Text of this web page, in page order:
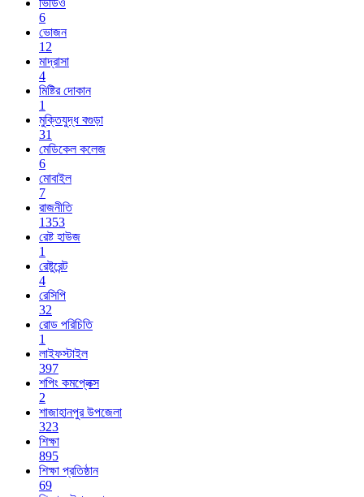
ভিডিও
6
ভোজন
12
মাদ্রাসা
4
মিষ্টির দোকান
1
মুক্তিযুদ্ধ বগুড়া
31
মেডিকেল কলেজ
6
মোবাইল
7
রাজনীতি
1353
রেষ্ট হাউজ
1
রেষ্টুরেন্ট
4
রেসিপি
32
রোড পরিচিতি
1
লাইফস্টাইল
397
শপিং কমপ্লেক্স
2
শাজাহানপুর উপজেলা
323
শিক্ষা
895
শিক্ষা প্রতিষ্ঠান
69